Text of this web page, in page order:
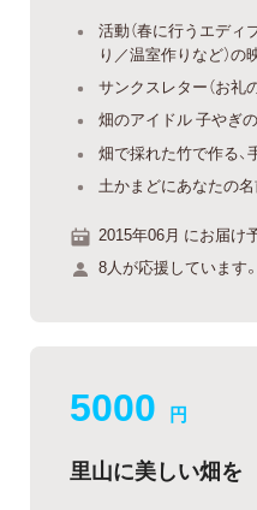
活動（春に行うエデ
り／温室作りなど）
サンクスレター（お礼
畑のアイドル 子やぎ
畑で採れた竹で作る、
土かまどにあなたの
2015年06月 にお届け
8人が応援しています。
5000 円
里山に美しい畑を